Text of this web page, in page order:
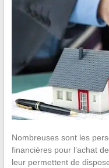
Nombreuses sont les
financières pour l’achat
leur permettent de